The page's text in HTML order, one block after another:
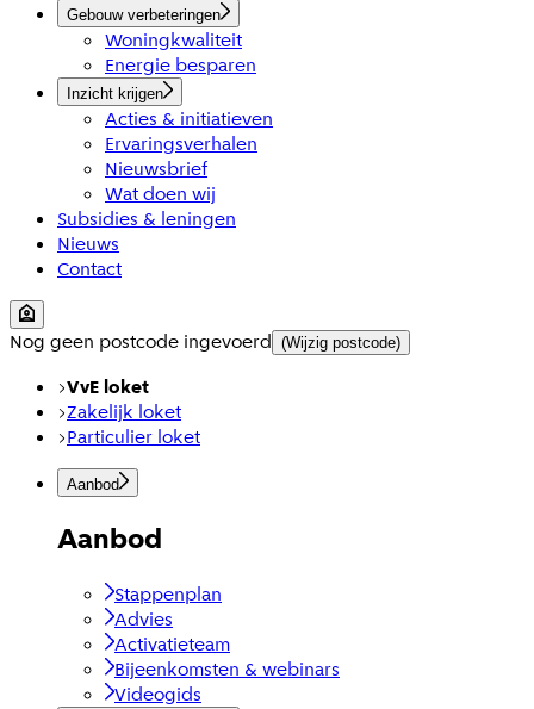
Gebouw verbeteringen
Woningkwaliteit
Energie besparen
Inzicht krijgen
Acties & initiatieven
Ervaringsverhalen
Nieuwsbrief
Wat doen wij
Subsidies & leningen
Nieuws
Contact
Nog geen postcode ingevoerd (Wijzig postcode)
VvE loket
Zakelijk loket
Particulier loket
Aanbod
Aanbod
Stappenplan
Advies
Activatieteam
Bijeenkomsten & webinars
Videogids